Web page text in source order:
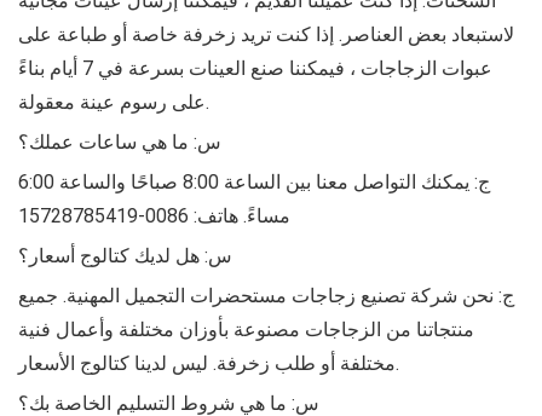
لاستبعاد بعض العناصر. إذا كنت تريد زخرفة خاصة أو طباعة على
عبوات الزجاجات ، فيمكننا صنع العينات بسرعة في 7 أيام بناءً
على رسوم عينة معقولة.
س: ما هي ساعات عملك؟
ج: يمكنك التواصل معنا بين الساعة 8:00 صباحًا والساعة 6:00
مساءً. هاتف: 0086-15728785419
س: هل لديك كتالوج أسعار؟
ج: نحن شركة تصنيع زجاجات مستحضرات التجميل المهنية. جميع
منتجاتنا من الزجاجات مصنوعة بأوزان مختلفة وأعمال فنية
مختلفة أو طلب زخرفة. ليس لدينا كتالوج الأسعار.
س: ما هي شروط التسليم الخاصة بك؟